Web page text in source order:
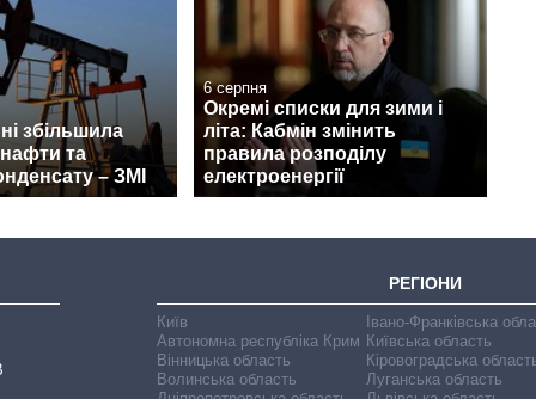
збільшила
та
– ЗМІ
6 серпня
Окремі списки для зими і
літа: Кабмін змінить
правила розподілу
електроенергії
РЕГІОНИ
Київ
Автономна республіка Крим
Вінницька область
Волинська область
Івано-Франківська
Київська область
Кіровоградська
Луганська область